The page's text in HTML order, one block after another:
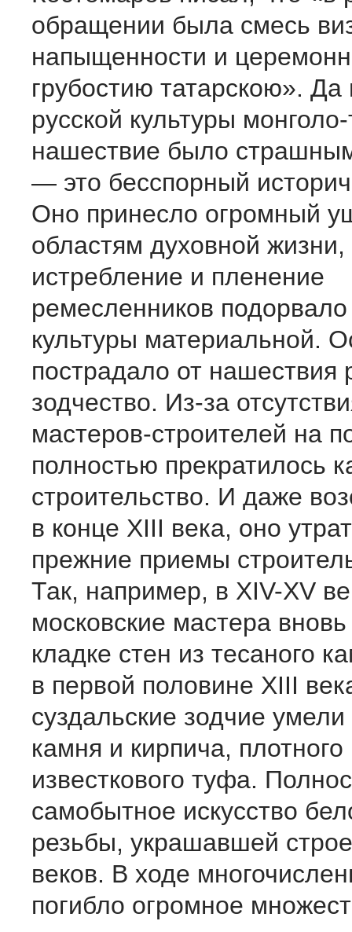
обращении была смесь
напыщенности и
грубостию татарскою». Да
русской культуры
нашествие было
— это бесспорный
Оно принесло огромный
областям духовной жизни,
истребление и пленение
ремесленников подорвало
культуры материальной.
пострадало от нашествия
зодчество. Из-за
мастеров-строителей на
полностью прекратилось
строительство. И даже
в конце XIII века, оно
прежние приемы
Так, например, в XIV-XV
московские мастера
кладке стен из тесаного
в первой половине XIII
суздальские зодчие умели
камня и кирпича, плотного
известкового туфа.
самобытное искусство
резьбы, украшавшей
веков. В ходе
погибло огромное